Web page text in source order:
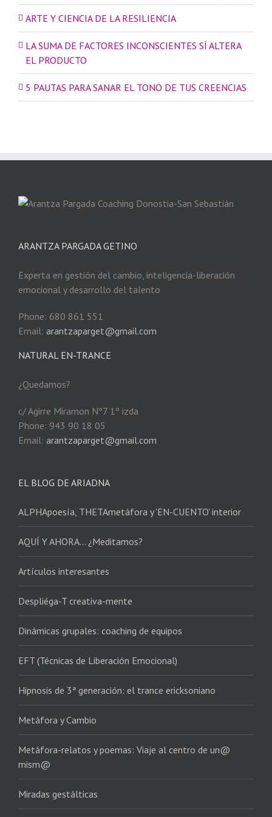
ARTE Y CIENCIA DE LA RESILIENCIA
LA SUMA DE FACTORES INCONSCIENTES SÍ ALTERA
EL PRODUCTO
5 PAUTAS PARA SANAR EL TONO DE TUS CREENCIAS
ARANTZA PARGADA GETINO
Experta en gestión del cambio, inteligencia-liberación
emocional y desarrollo del talento
Phone: 680 861 551
Email: arantzaparget@gmail.com
NATURAL EN-TRANCE
¿Quedamos?
c/ Agirre Miramon Nº7 1º izda
Phone: 943 90 18 05
Email: arantzaparget@gmail.com
EL BLOG DE ARIADNA
ALPHApoesía, THETAmetáfora y 'EN-CUENTO' interior
AQUÍ Y AHORA… ¿Meditamos?
Artículos interesantes
Despliéga-T creativa-mente
Dinámicas grupales: coaching de equipos
EFT (Técnicas de Liberación Emocional)
Hipnosis de 3ª generación: el trance ericksoniano
Metáfora y Cambio
Metáfora-relatos y poemas: Viaje al centro de un@
mism@
Miradas gestálticas